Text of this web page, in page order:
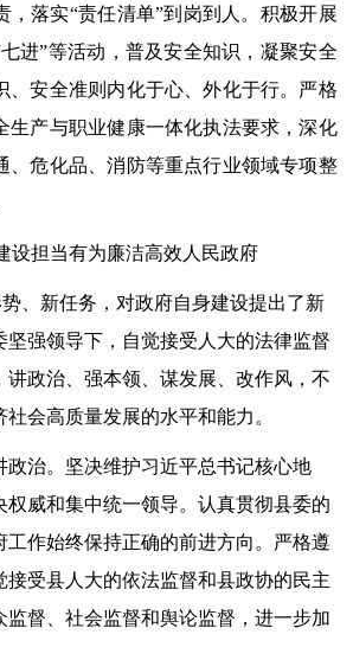
，落实“责任清单”到岗到人。积极开展
进”等活动，普及安全知识，凝聚安全
、安全准则内化于心、外化于行。严格
生产与职业健康一体化执法要求，深化
、危化品、消防等重点行业领域专项整
设担当有为廉洁高效人民政府
、新任务，对政府自身建设提出了新
坚强领导下，自觉接受人大的法律监督
讲政治、强本领、谋发展、改作风，不
会高质量发展的水平和能力。
治。 坚决维护习近平总书记核心地
权威和集中统一领导。认真贯彻县委的
工作始终保持正确的前进方向。严格遵
接受县人大的依法监督和县政协的民主
监督、社会监督和舆论监督，进一步加